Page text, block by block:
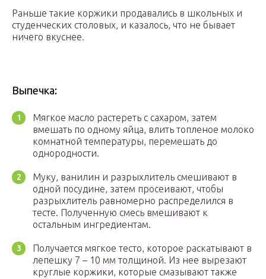
Раньше такие коржики продавались в школьных и
студенческих столовых, и казалось, что не бывает
ничего вкуснее.
Выпечка:
Мягкое масло растереть с сахаром, затем
вмешать по одному яйца, влить топленое молоко
комнатной температуры, перемешать до
однородности.
Муку, ванилин и разрыхлитель смешивают в
одной посудине, затем просеивают, чтобы
разрыхлитель равномерно распределился в
тесте. Полученную смесь вмешивают к
остальным ингредиентам.
Получается мягкое тесто, которое раскатывают в
лепешку 7 – 10 мм толщиной. Из нее вырезают
круглые коржики, которые смазывают также